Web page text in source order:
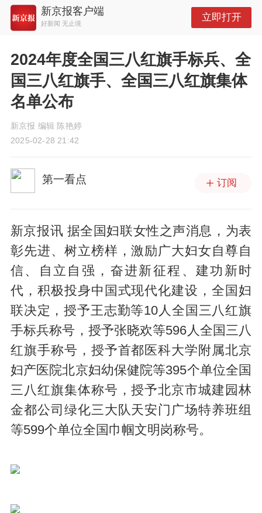
新京报客户端
好新闻 无止境
立即打开
2024年度全国三八红旗手标兵、全
国三八红旗手、全国三八红旗集体
名单公布
新京报 编辑 陈艳婷
2025-02-28 21:42
第一看点 订阅
新京报讯 据全国妇联女性之声消息，为表
彰先进、树立榜样，激励广大妇女自尊自
信、自立自强，奋进新征程、建功新时
代，积极投身中国式现代化建设，全国妇
联决定，授予王志勤等10人全国三八红旗
手标兵称号，授予张晓欢等596人全国三八
红旗手称号，授予首都医科大学附属北京
妇产医院北京妇幼保健院等395个单位全国
三八红旗集体称号，授予北京市城建园林
金都公司绿化三大队天安门广场特养班组
等599个单位全国巾帼文明岗称号。